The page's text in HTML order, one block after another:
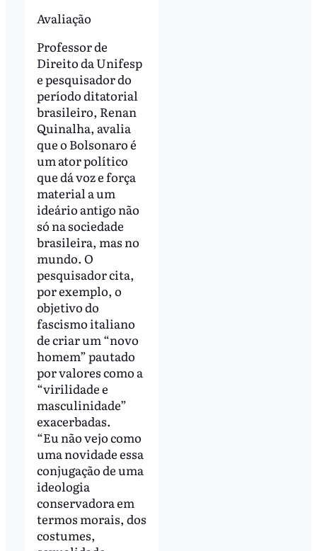
Avaliação
Professor de
Direito da Unifesp
e pesquisador do
período ditatorial
brasileiro, Renan
Quinalha, avalia
que o Bolsonaro é
um ator político
que dá voz e força
material a um
ideário antigo não
só na sociedade
brasileira, mas no
mundo. O
pesquisador cita,
por exemplo, o
objetivo do
fascismo italiano
de criar um “novo
homem” pautado
por valores como a
“virilidade e
masculinidade”
exacerbadas.
“Eu não vejo como
uma novidade essa
conjugação de uma
ideologia
conservadora em
termos morais, dos
costumes,